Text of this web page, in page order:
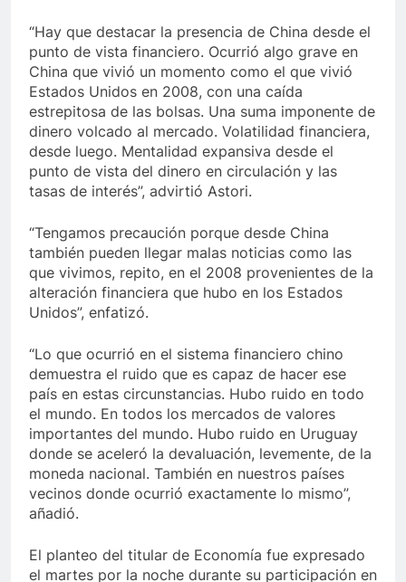
“Hay que destacar la presencia de China desde el
punto de vista financiero. Ocurrió algo grave en
China que vivió un momento como el que vivió
Estados Unidos en 2008, con una caída
estrepitosa de las bolsas. Una suma imponente de
dinero volcado al mercado. Volatilidad financiera,
desde luego. Mentalidad expansiva desde el
punto de vista del dinero en circulación y las
tasas de interés”, advirtió Astori.
“Tengamos precaución porque desde China
también pueden llegar malas noticias como las
que vivimos, repito, en el 2008 provenientes de la
alteración financiera que hubo en los Estados
Unidos”, enfatizó.
“Lo que ocurrió en el sistema financiero chino
demuestra el ruido que es capaz de hacer ese
país en estas circunstancias. Hubo ruido en todo
el mundo. En todos los mercados de valores
importantes del mundo. Hubo ruido en Uruguay
donde se aceleró la devaluación, levemente, de la
moneda nacional. También en nuestros países
vecinos donde ocurrió exactamente lo mismo”,
añadió.
El planteo del titular de Economía fue expresado
el martes por la noche durante su participación en